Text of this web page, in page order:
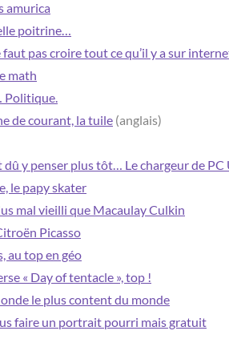
amurica
poitrine…
faut pas croire tout ce qu’il y a sur
math
Politique.
de courant, la tuile (anglais)
y penser plus tôt… Le chargeur de PC
le papy skater
mal vieilli que Macaulay Culkin
Picasso
au top en géo
« Day of tentacle », top !
le plus content du monde
faire un portrait pourri mais gratuit